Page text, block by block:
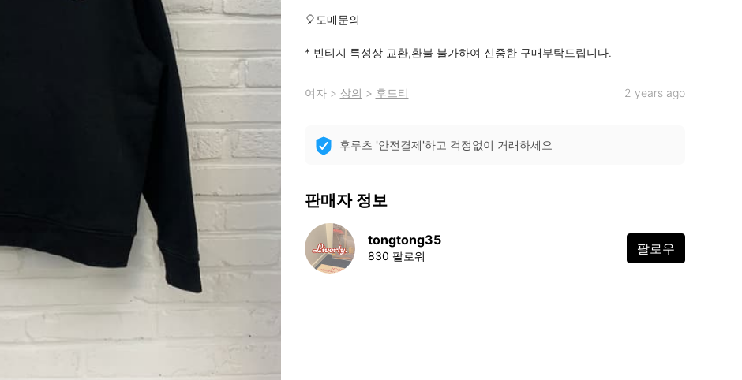
🎈도매문의
* 빈티지 특성상 교환,환불 불가하여 신중한 구매부탁드립니다.
여자> 상의 > 후드티 2 years ago
후루츠 '안전결제'하고 걱정없이 거래하세요
판매자 정보
tongtong35
830 팔로워 팔로우